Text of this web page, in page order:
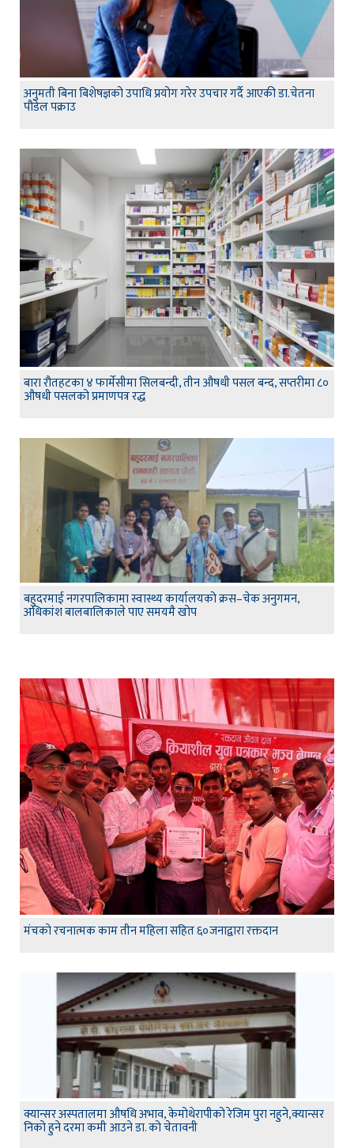
अनुमती बिना बिशेषज्ञको उपाधि प्रयोग गरेर उपचार गर्दै आएकी डा.चेतना
पौडेल पक्राउ
बारा रौतहटका ४ फार्मेसीमा सिलबन्दी, तीन औषधी पसल बन्द, सप्तरीमा ८०
औषधी पसलको प्रमाणपत्र रद्ध
बहुदरमाई नगरपालिकामा स्वास्थ्य कार्यालयको क्रस–चेक अनुगमन,
अधिकांश बालबालिकाले पाए समयमै खोप
मंचकाे रचनात्मक काम तीन महिला सहित ६०जनाद्वारा रक्तदान
क्यान्सर अस्पतालमा औषधि अभाव, केमोथेरापीको रेजिम पुरा नहुने,क्यान्सर
निको हुने दरमा कमी आउने डा. को चेतावनी